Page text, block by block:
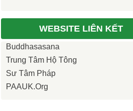
WEBSITE LIÊN KẾT
Buddhasasana
Trung Tâm Hộ Tông
Sư Tâm Pháp
PAAUK.org